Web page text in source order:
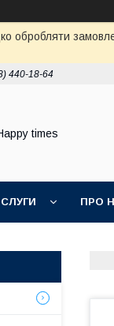
обробляти
440-18-64
times
ПРО